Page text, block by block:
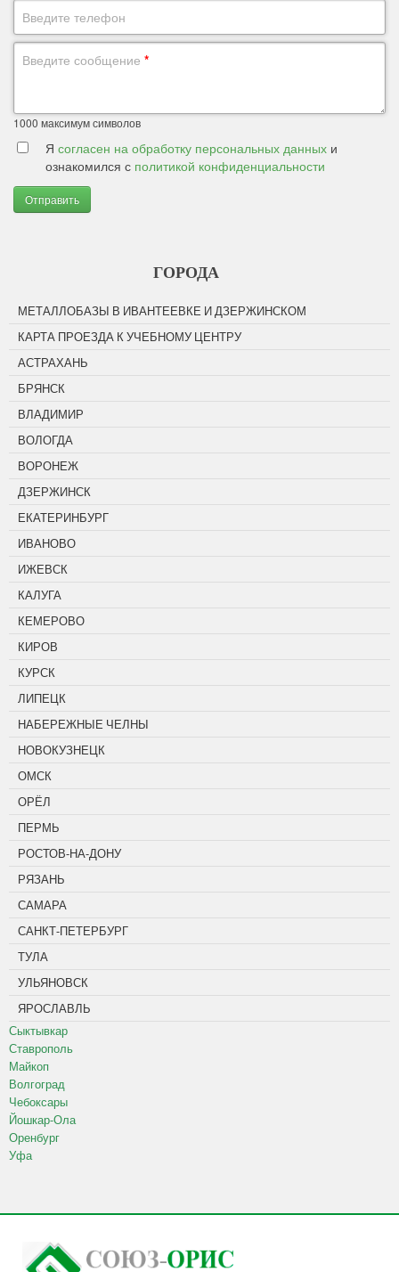
Введите телефон
Введите сообщение *
1000 максимум символов
Я согласен на обработку персональных данных и
ознакомился с политикой конфиденциальности
Отправить
ГОРОДА
МЕТАЛЛОБАЗЫ В ИВАНТЕЕВКЕ И ДЗЕРЖИНСКОМ
КАРТА ПРОЕЗДА К УЧЕБНОМУ ЦЕНТРУ
АСТРАХАНЬ
БРЯНСК
ВЛАДИМИР
ВОЛОГДА
ВОРОНЕЖ
ДЗЕРЖИНСК
ЕКАТЕРИНБУРГ
ИВАНОВО
ИЖЕВСК
КАЛУГА
КЕМЕРОВО
КИРОВ
КУРСК
ЛИПЕЦК
НАБЕРЕЖНЫЕ ЧЕЛНЫ
НОВОКУЗНЕЦК
ОМСК
ОРЁЛ
ПЕРМЬ
РОСТОВ-НА-ДОНУ
РЯЗАНЬ
САМАРА
САНКТ-ПЕТЕРБУРГ
ТУЛА
УЛЬЯНОВСК
ЯРОСЛАВЛЬ
Сыктывкар
Ставрополь
Майкоп
Волгоград
Чебоксары
Йошкар-Ола
Оренбург
Уфа